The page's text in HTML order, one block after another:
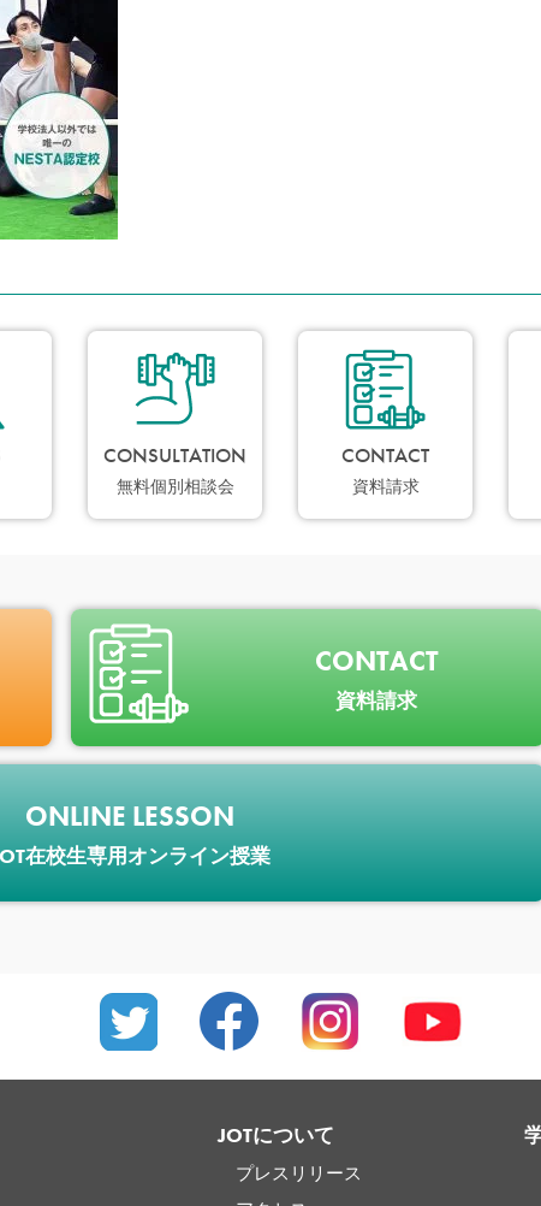
CONSULTATION
無料個別相談会
CONTACT
資料請求
CONTACT
資料請求
ONLINE LESSON
在校生専用オンライン授業
JOTについて
プレスリリース